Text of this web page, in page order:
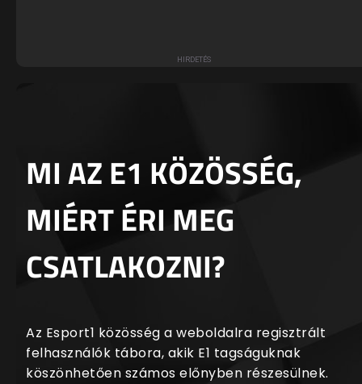
MI AZ E1 KÖZÖSSÉG,
MIÉRT ÉRI MEG
CSATLAKOZNI?
Az Esport1 közösség a weboldalra regisztrált
felhasználók tábora, akik E1 tagságuknak
köszönhetően számos előnyben részesülnek.